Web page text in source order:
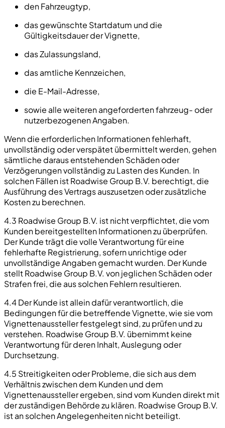
den Fahrzeugtyp,
das gewünschte Startdatum und die
Gültigkeitsdauer der Vignette,
das Zulassungsland,
das amtliche Kennzeichen,
die E-Mail-Adresse,
sowie alle weiteren angeforderten fahrzeug- oder
nutzerbezogenen Angaben.
Wenn die erforderlichen Informationen fehlerhaft,
unvollständig oder verspätet übermittelt werden, gehen
sämtliche daraus entstehenden Schäden oder
Verzögerungen vollständig zu Lasten des Kunden. In
solchen Fällen ist Roadwise Group B.V. berechtigt, die
Ausführung des Vertrags auszusetzen oder zusätzliche
Kosten zu berechnen.
4.3 Roadwise Group B.V. ist nicht verpflichtet, die vom
Kunden bereitgestellten Informationen zu überprüfen.
Der Kunde trägt die volle Verantwortung für eine
fehlerhafte Registrierung, sofern unrichtige oder
unvollständige Angaben gemacht wurden. Der Kunde
stellt Roadwise Group B.V. von jeglichen Schäden oder
Strafen frei, die aus solchen Fehlern resultieren.
4.4 Der Kunde ist allein dafür verantwortlich, die
Bedingungen für die betreffende Vignette, wie sie vom
Vignettenaussteller festgelegt sind, zu prüfen und zu
verstehen. Roadwise Group B.V. übernimmt keine
Verantwortung für deren Inhalt, Auslegung oder
Durchsetzung.
4.5 Streitigkeiten oder Probleme, die sich aus dem
Verhältnis zwischen dem Kunden und dem
Vignettenaussteller ergeben, sind vom Kunden direkt mit
der zuständigen Behörde zu klären. Roadwise Group B.V.
ist an solchen Angelegenheiten nicht beteiligt.